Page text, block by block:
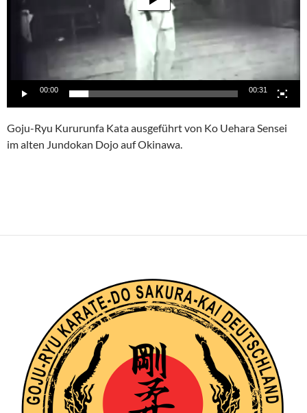
00:00 00:31
Goju-Ryu Kururunfa Kata ausgeführt von Ko Uehara Sensei
im alten Jundokan Dojo auf Okinawa.